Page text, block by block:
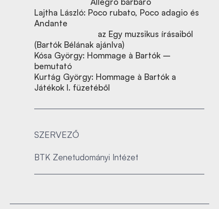
Lajtha László: Poco rubato, Poco adagio és
Andante
az Egy muzsikus írásaiból
(Bartók Bélának ajánlva)
Kósa György: Hommage à Bartók –
bemutató
Kurtág György: Hommage à Bartók a
Játékok I. füzetéből
SZERVEZŐ
BTK Zenetudományi Intézet